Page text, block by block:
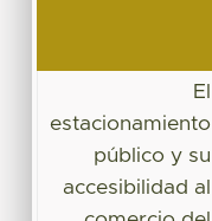
El
estacionamiento
público y su
accesibilidad al